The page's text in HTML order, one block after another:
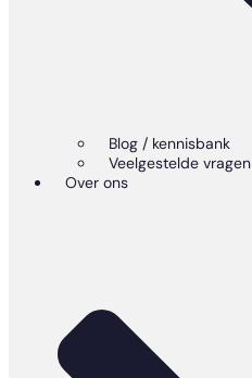
Blog / kennisbank
Veelgestelde vragen
Over ons